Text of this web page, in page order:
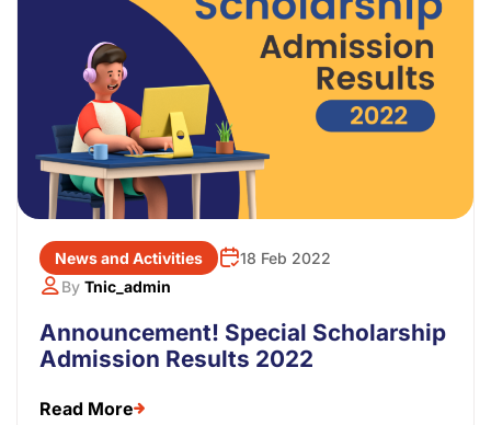
News and Activities
18 Feb 2022
By Tnic_admin
Announcement! Special Scholarship
Admission Results 2022
Read More